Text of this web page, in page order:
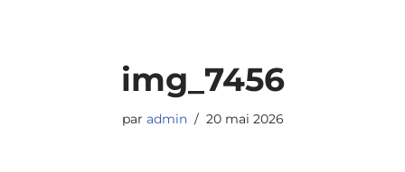
img_7456
par admin 20 mai 2026